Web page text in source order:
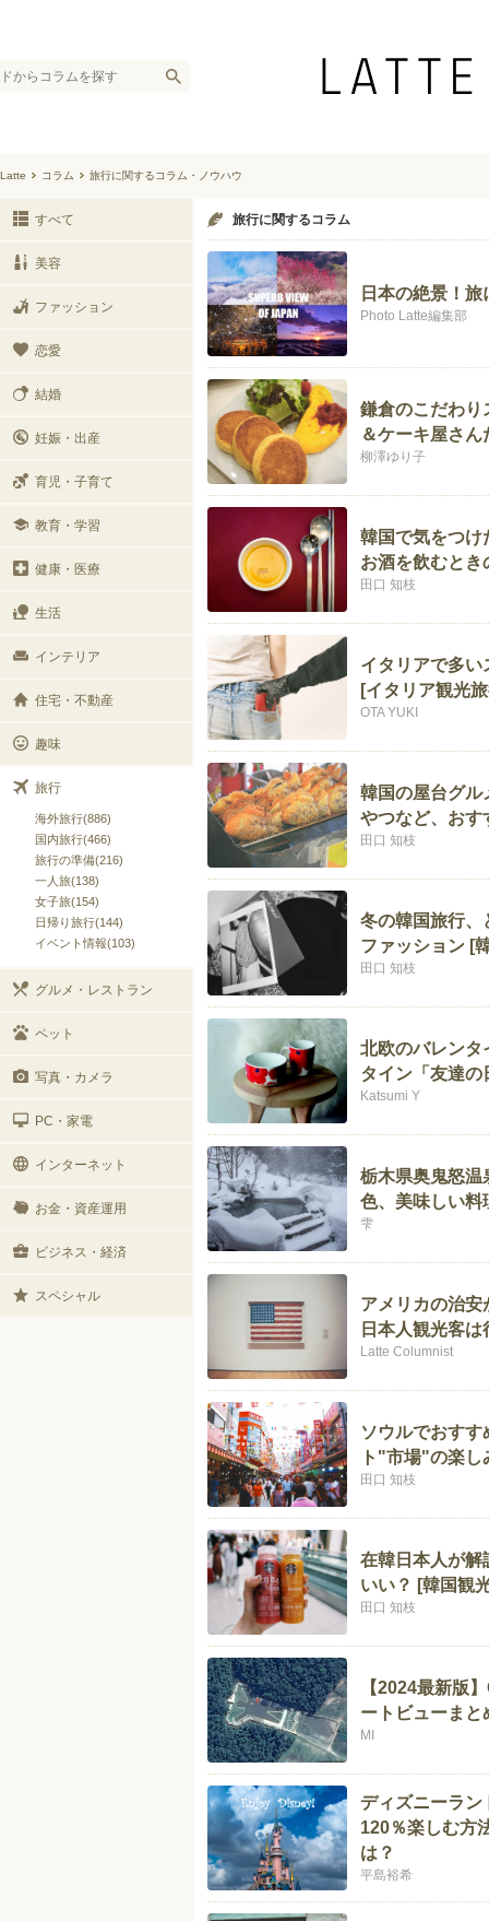
Latte コラム 旅行に関するコラム・ノウハウ
すべて
美容
ファッション
恋愛
結婚
妊娠・出産
育児・子育て
教育・学習
健康・医療
生活
インテリア
住宅・不動産
趣味
旅行
海外旅行(886)
国内旅行(466)
旅行の準備(216)
一人旅(138)
女子旅(154)
日帰り旅行(144)
イベント情報(103)
グルメ・レストラン
ペット
写真・カメラ
PC・家電
インターネット
お金・資産運用
ビジネス・経済
スペシャル
旅行に関するコラム
日本の絶景！
Photo Latte編集部
鎌倉のこだわり
＆ケーキ屋さん
柳澤ゆり子
韓国で気をつけ
お酒を飲むとき
田口 知枝
イタリアで多い
[イタリア観光
OTA YUKI
韓国の屋台グル
やつなど、おす
田口 知枝
冬の韓国旅行、
ファッション [
田口 知枝
北欧のバレンタ
タイン「友達の
Katsumi Y
栃木県奥鬼怒温
色、美味しい
雫
アメリカの治安
日本人観光客
Latte Columnist
ソウルでおす
ト"市場"の楽し
田口 知枝
在韓日本人が解
いい？ [韓国観
田口 知枝
【2024最新版
ートビューま
MI
ディズニーラン
120％楽しむ方
は？
平島裕希